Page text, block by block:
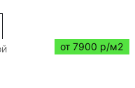
от 7900 р/м2